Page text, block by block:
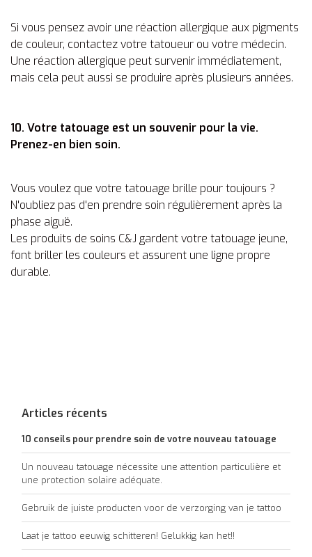
Si vous pensez avoir une réaction allergique aux pigments
de couleur, contactez votre tatoueur ou votre médecin.
Une réaction allergique peut survenir immédiatement,
mais cela peut aussi se produire après plusieurs années.
10. Votre tatouage est un souvenir pour la vie.
Prenez-en bien soin.
Vous voulez que votre tatouage brille pour toujours ?
N'oubliez pas d'en prendre soin régulièrement après la
phase aiguë.
Les produits de soins C&J gardent votre tatouage jeune,
font briller les couleurs et assurent une ligne propre
durable.
Articles récents
10 conseils pour prendre soin de votre nouveau tatouage
Un nouveau tatouage nécessite une attention particulière et
une protection solaire adéquate.
Gebruik de juiste producten voor de verzorging van je tattoo
Laat je tattoo eeuwig schitteren! Gelukkig kan het!!